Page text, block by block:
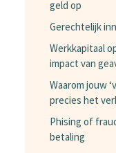
geld op
Gerechtelijk
Werkkapitaal
impact van
Waarom jouw
precies het
Phising of
betaling